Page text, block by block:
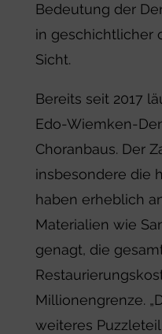
Bedeutung der
in geschichtlicher
Sicht.
Bereits seit 2017
Edo-Wiemken-
Choranbaus. Der
insbesondere die
haben erheblich
Materialien wie
genagt, die
Millionengrenze.
weiteres